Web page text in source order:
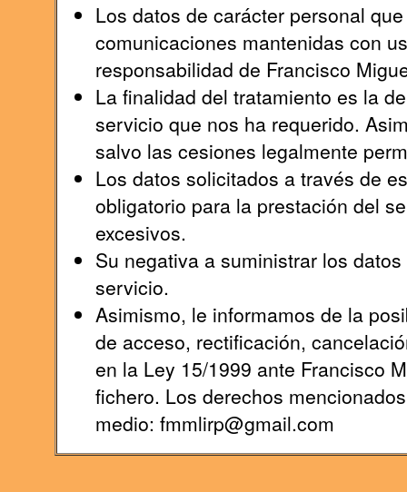
Los datos de carácter personal
comunicaciones mantenidas con
responsabilidad de Francisco
La finalidad del tratamiento es la
servicio que nos ha requerido.
salvo las cesiones legalmente
Los datos solicitados a través de
obligatorio para la prestación del
excesivos.
Su negativa a suministrar los
servicio.
Asimismo, le informamos de la
de acceso, rectificación,
en la Ley 15/1999 ante Francisco
fichero. Los derechos
medio: fmmlirp@gmail.com